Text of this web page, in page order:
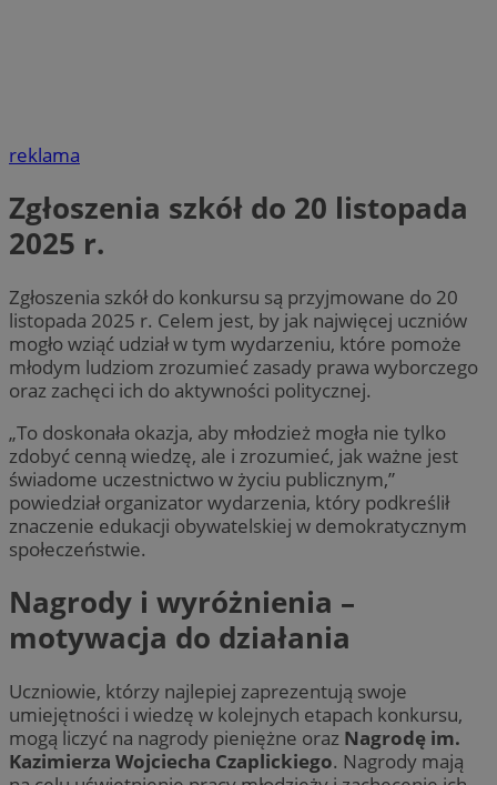
reklama
Zgłoszenia szkół do 20 listopada
2025 r.
Zgłoszenia szkół do konkursu są przyjmowane do 20
listopada 2025 r. Celem jest, by jak najwięcej uczniów
mogło wziąć udział w tym wydarzeniu, które pomoże
młodym ludziom zrozumieć zasady prawa wyborczego
oraz zachęci ich do aktywności politycznej.
„To doskonała okazja, aby młodzież mogła nie tylko
zdobyć cenną wiedzę, ale i zrozumieć, jak ważne jest
świadome uczestnictwo w życiu publicznym,”
powiedział organizator wydarzenia, który podkreślił
znaczenie edukacji obywatelskiej w demokratycznym
społeczeństwie.
Nagrody i wyróżnienia –
motywacja do działania
Uczniowie, którzy najlepiej zaprezentują swoje
umiejętności i wiedzę w kolejnych etapach konkursu,
mogą liczyć na nagrody pieniężne oraz Nagrodę im.
Kazimierza Wojciecha Czaplickiego. Nagrody mają